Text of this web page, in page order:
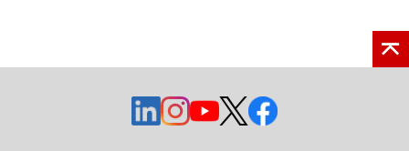
新
し
新
し
新
し
新
し
新